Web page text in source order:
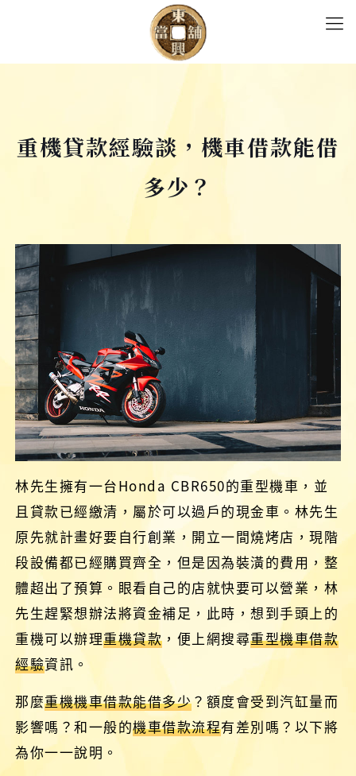
重機貸款經驗談，機車借款能借
多少？
林先生擁有一台Honda CBR650的重型機車，並
且貸款已經繳清，屬於可以過戶的現金車。林先生
原先就計畫好要自行創業，開立一間燒烤店，現階
段設備都已經購買齊全，但是因為裝潢的費用，整
體超出了預算。眼看自己的店就快要可以營業，林
先生趕緊想辦法將資金補足，此時，想到手頭上的
重機可以辦理重機貸款 ，便上網搜尋重型機車借款
經驗資訊。
那麼重機機車借款能借多少？額度會受到汽缸量而
影響嗎？和一般的機車借款流程有差別嗎？以下將
為你一一說明。